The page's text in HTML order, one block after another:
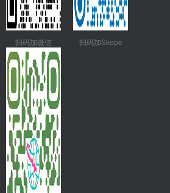
扫码加微信 扫码加Skepe